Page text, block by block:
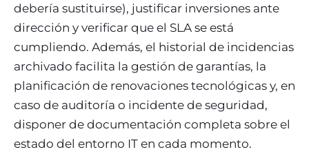
debería sustituirse), justificar inversiones ante
dirección y verificar que el SLA se está
cumpliendo. Además, el historial de incidencias
archivado facilita la gestión de garantías, la
planificación de renovaciones tecnológicas y, en
caso de auditoría o incidente de seguridad,
disponer de documentación completa sobre el
estado del entorno IT en cada momento.